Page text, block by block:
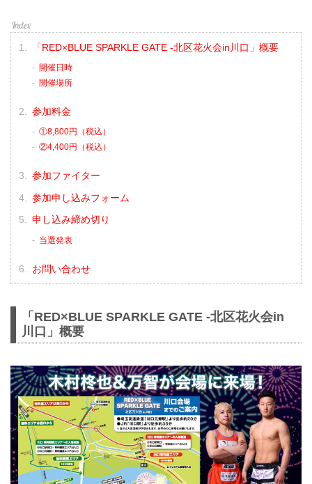
「RED×BLUE SPARKLE GATE -北区花火会in川口」概要
開催日時
開催場所
参加料金
①8,800円（税込）
②4,400円（税込）
参加ファイター
参加申し込みフォーム
申し込み締め切り
当選発表
お問い合わせ
「RED×BLUE SPARKLE GATE -北区花火会in
川口」概要